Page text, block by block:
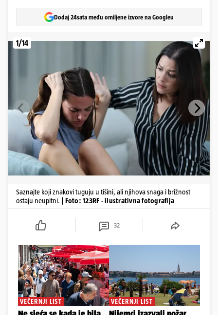
Dodaj 24sata među omiljene izvore na Googleu
1/14
Saznajte koji znakovi tuguju u tišini, ali njihova snaga i brižnost
ostaju neupitni.
| Foto: 123RF - ilustrativna fotografija
32